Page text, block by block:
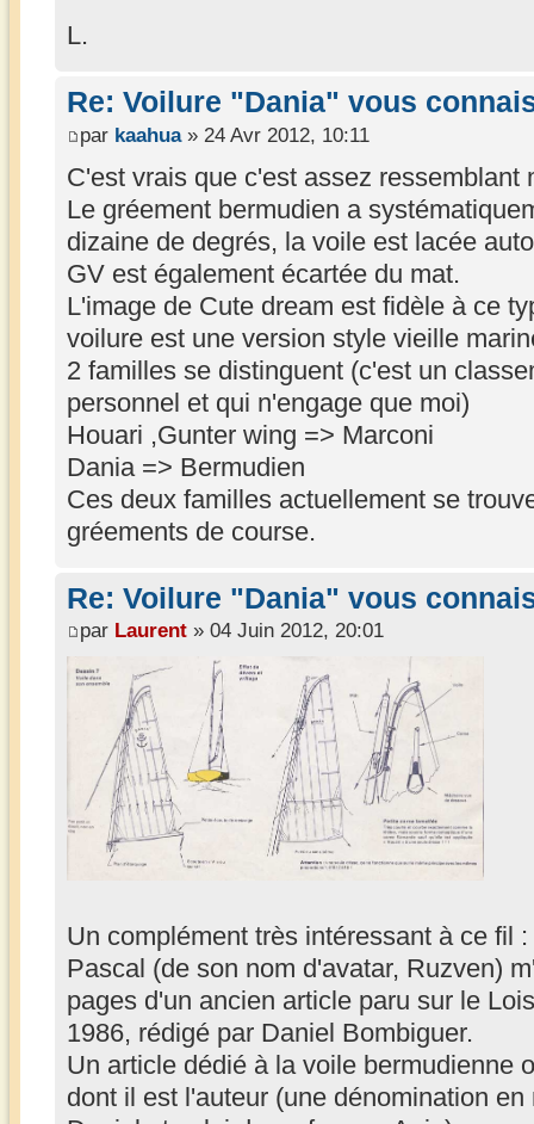
L.
Re: Voilure "Dania" vous
par kaahua» 24 Avr 2012, 10:11
C'est vrais que c'est assez ressemblant
Le gréement bermudien a
dizaine de degrés, la voile est lacée
GV est également écartée du mat.
L'image de Cute dream est fidèle à ce
voilure est une version style vieille
2 familles se distinguent (c'est un
personnel et qui n'engage que moi)
Houari ,Gunter wing => Marconi
Dania => Bermudien
Ces deux familles actuellement se
gréements de course.
Re: Voilure "Dania" vous
par Laurent » 04 Juin 2012, 20:01
Un complément très intéressant à ce fil :
Pascal (de son nom d'avatar, Ruzven)
pages d'un ancien article paru sur le
1986, rédigé par Daniel Bombiguer.
Un article dédié à la voile bermudienne
dont il est l'auteur (une dénomination